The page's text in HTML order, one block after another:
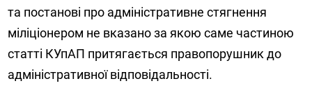
та постанові про адміністративне стягнення
міліціонером не вказано за якою саме частиною
статті КУпАП притягається правопорушник до
адміністративної відповідальності.